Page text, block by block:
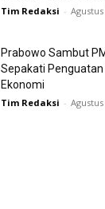
Tim Redaksi - Agustus
Prabowo Sambut
Sepakati
Ekonomi
Tim Redaksi - Agustus